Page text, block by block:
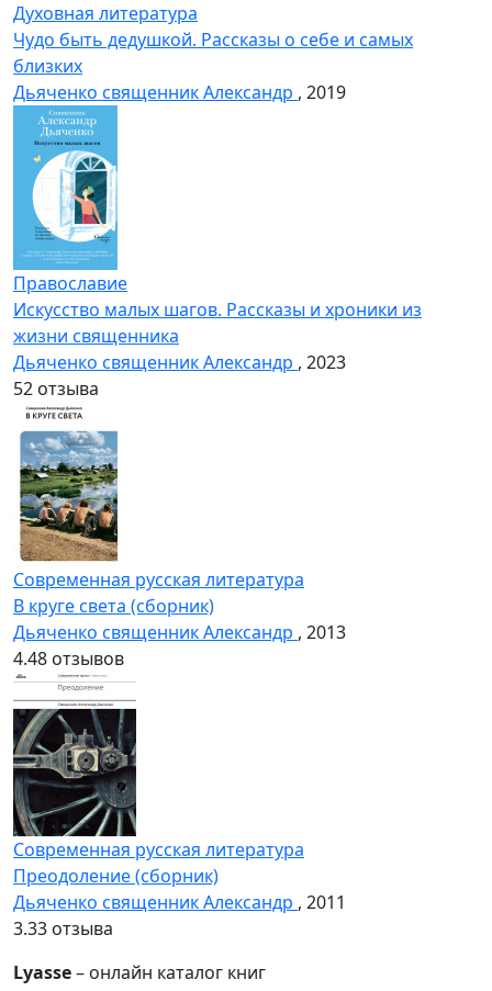
Духовная литература
Чудо быть дедушкой. Рассказы о себе и самых
близких
Дьяченко священник Александр , 2019
Православие
Искусство малых шагов. Рассказы и хроники из
жизни священника
Дьяченко священник Александр , 2023
52 отзыва
Современная русская литература
В круге света (сборник)
Дьяченко священник Александр , 2013
4.48 отзывов
Современная русская литература
Преодоление (сборник)
Дьяченко священник Александр , 2011
3.33 отзыва
Lyasse– онлайн каталог книг